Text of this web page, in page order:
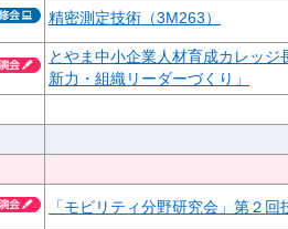
精密測定技術（3M263）
とやま中小企業人材育成カレッ
新力・組織リーダーづくり」
「モビリティ分野研究会」第２回